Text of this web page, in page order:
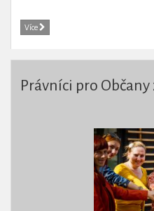
Více
Právníci pro Občany